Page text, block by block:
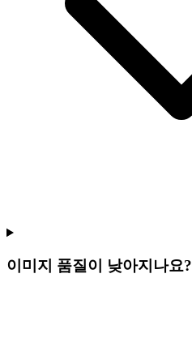
이미지 품질이 낮아지나요?